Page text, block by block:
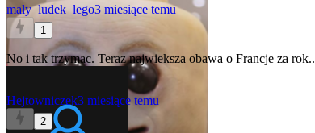
maly_ludek_lego3 miesiące temu
1
No i tak trzymac. Teraz najwieksza obawa o Francje za rok..
Hejtowniczek3 miesiące temu
2